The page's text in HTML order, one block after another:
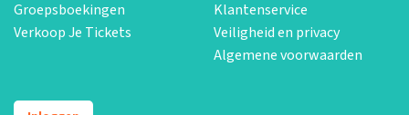
Groepsboekingen
Verkoop Je Tickets
Klantenservice
Veiligheid en privacy
Algemene voorwaarden